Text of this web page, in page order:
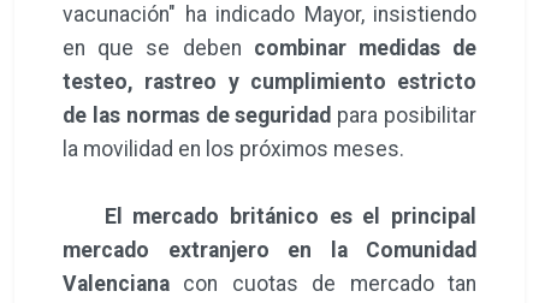
vacunación" ha indicado Mayor, insistiendo
en que se deben combinar medidas de
testeo, rastreo y cumplimiento estricto
de las normas de seguridad para posibilitar
la movilidad en los próximos meses.
El mercado británico es el principal
mercado extranjero en la Comunidad
Valenciana con cuotas de mercado tan